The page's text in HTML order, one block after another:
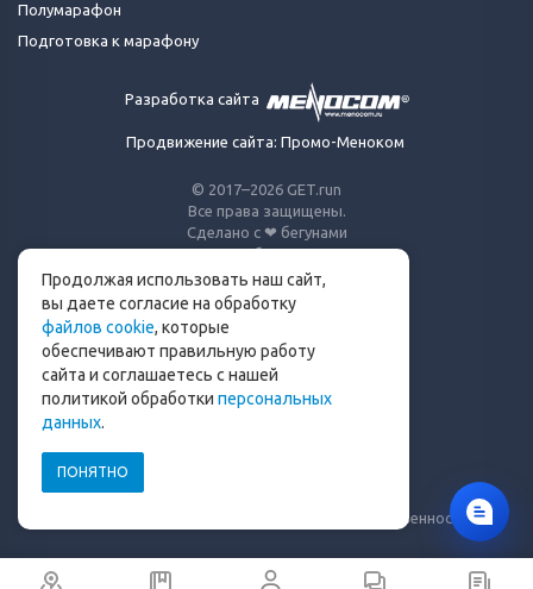
© 2017–2026 GET.run
Все права защищены.
Сделано с ❤ бегунами
для бегунов
Телеграм-канал Get.run
Беговой чат в Телеграм
info@get.run
Уведомление о рисках и ограничение ответственности
Полумарафон
Подготовка к марафону
Разработка сайта
Продвижение сайта: Промо-Меноком
Продолжая использовать наш сайт,
вы даете согласие на обработку
файлов cookie, которые
обеспечивают правильную работу
сайта и соглашаетесь с нашей
политикой обработки персональных
данных.
ПОНЯТНО